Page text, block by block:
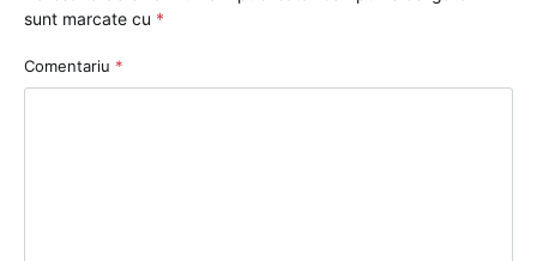
sunt marcate cu *
Comentariu *